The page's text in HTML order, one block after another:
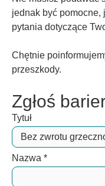
jednak być
pytania dotyczące
Chętnie
przeszkody.
Zgłoś
Tytuł
Nazwa *